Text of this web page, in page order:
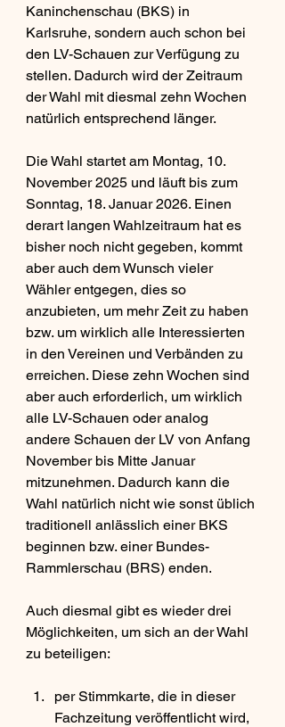
Kaninchenschau (BKS) in
Karlsruhe, sondern auch schon bei
den LV-Schauen zur Verfügung zu
stellen. Dadurch wird der Zeitraum
der Wahl mit diesmal zehn Wochen
natürlich entsprechend länger.
Die Wahl startet am Montag, 10.
November 2025 und läuft bis zum
Sonntag, 18. Januar 2026. Einen
derart langen Wahlzeitraum hat es
bisher noch nicht gegeben, kommt
aber auch dem Wunsch vieler
Wähler entgegen, dies so
anzubieten, um mehr Zeit zu haben
bzw. um wirklich alle Interessierten
in den Vereinen und Verbänden zu
erreichen. Diese zehn Wochen sind
aber auch erforderlich, um wirklich
alle LV-Schauen oder analog
andere Schauen der LV von Anfang
November bis Mitte Januar
mitzunehmen. Dadurch kann die
Wahl natürlich nicht wie sonst üblich
traditionell anlässlich einer BKS
beginnen bzw. einer Bundes-
Rammlerschau (BRS) enden.
Auch diesmal gibt es wieder drei
Möglichkeiten, um sich an der Wahl
zu beteiligen:
per Stimmkarte, die in dieser
Fachzeitung veröffentlicht wird,